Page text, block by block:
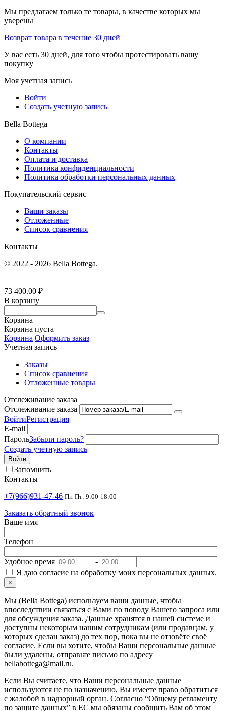
Мы предлагаем только те товары, в качестве которых мы
уверены
Возврат товара в течение 30 дней
У вас есть 30 дней, для того чтобы протестировать вашу
покупку
Моя учетная запись
Войти
Создать учетную запись
Bella Bottega
О компании
Контакты
Оплата и доставка
Политика конфиденциальности
Политика обработки персональных данных
Покупательский сервис
Ваши заказы
Отложенные
Список сравнения
Контакты
© 2022 - 2026 Bella Bottega.
73 400.00 ₽
В корзину
Корзина
Корзина пуста
Корзина Оформить заказ
Учетная запись
Заказы
Список сравнения
Отложенные товары
Отслеживание заказа
Отслеживание заказа
ВойтиРегистрация
E-mail
ПарольЗабыли пароль?
Создать учетную запись
Войти
Запомнить
Контакты
+7(966)931-47-46 Пн-Пт: 9:00-18:00
Заказать обратный звонок
Ваше имя
Телефон
Удобное время
-
Я даю согласие на обработку моих персональных данных.
×
Мы (Bella Bottega) используем ваши данные, чтобы
впоследствии связаться с Вами по поводу Вашего запроса или
для обсуждения заказа. Данные хранятся в нашей системе и
доступны некоторым нашим сотрудникам (или продавцам, у
которых сделан заказ) до тех пор, пока вы не отзовёте своё
согласие. Если вы хотите, чтобы Ваши персональные данные
были удалены, отправьте письмо по адресу
bellabottega@mail.ru.
Если Вы считаете, что Ваши персональные данные
используются не по назначению, Вы имеете право обратиться
с жалобой в надзорный орган. Согласно “Общему регламенту
по защите данных” в ЕС мы обязаны сообщить Вам об этом